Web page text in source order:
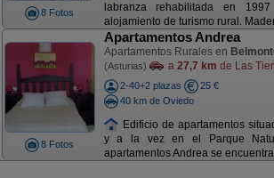
8 Fotos
labranza rehabilitada en
alojamiento de turismo rural.
8 Fotos
Apartamentos Andrea
Apartamentos Rurales en
(Asturias) a 27,7 km de Las
2-40+2 plazas
25 €
40 km de Oviedo
Edificio de apartamentos
y a la vez en el Parque
apartamentos Andrea se